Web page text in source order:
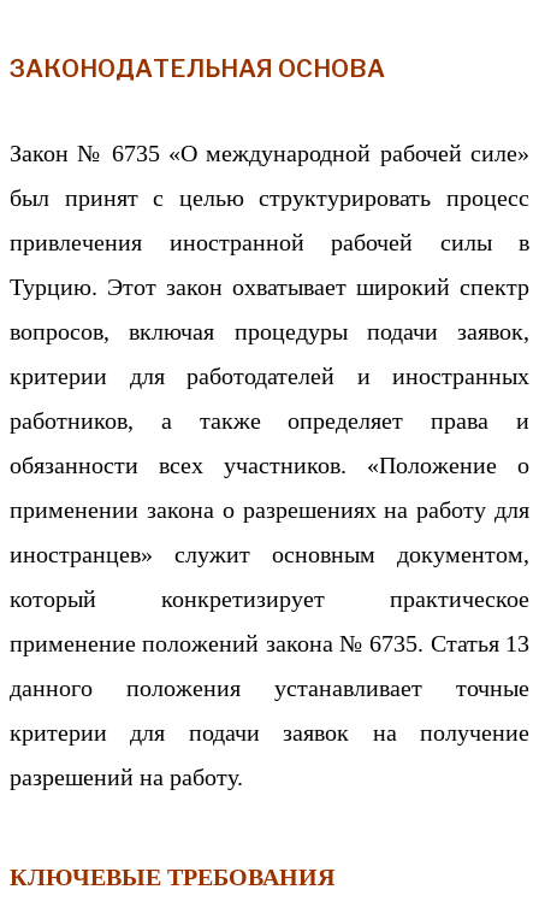
ЗАКОНОДАТЕЛЬНАЯ ОСНОВА
Закон № 6735 «О международной рабочей силе»
был принят с целью структурировать процесс
привлечения иностранной рабочей силы в
Турцию. Этот закон охватывает широкий спектр
вопросов, включая процедуры подачи заявок,
критерии для работодателей и иностранных
работников, а также определяет права и
обязанности всех участников. «Положение о
применении закона о разрешениях на работу для
иностранцев» служит основным документом,
который конкретизирует практическое
применение положений закона № 6735. Статья 13
данного положения устанавливает точные
критерии для подачи заявок на получение
разрешений на работу.
КЛЮЧЕВЫЕ ТРЕБОВАНИЯ